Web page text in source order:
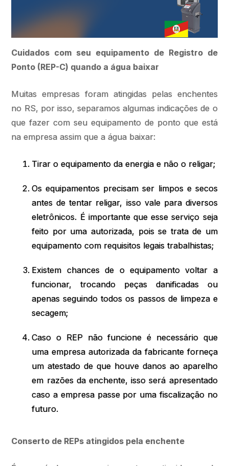
Cuidados com seu equipamento de Registro de
Ponto (REP-C) quando a água baixar
Muitas empresas foram atingidas pelas enchentes
no RS, por isso, separamos algumas indicações de o
que fazer com seu equipamento de ponto que está
na empresa assim que a água baixar:
Tirar o equipamento da energia e não o religar;
Os equipamentos precisam ser limpos e secos
antes de tentar religar, isso vale para diversos
eletrônicos. É importante que esse serviço seja
feito por uma autorizada, pois se trata de um
equipamento com requisitos legais trabalhistas;
Existem chances de o equipamento voltar a
funcionar, trocando peças danificadas ou
apenas seguindo todos os passos de limpeza e
secagem;
Caso o REP não funcione é necessário que
uma empresa autorizada da fabricante forneça
um atestado de que houve danos ao aparelho
em razões da enchente, isso será apresentado
caso a empresa passe por uma fiscalização no
futuro.
Conserto de REPs atingidos pela enchente